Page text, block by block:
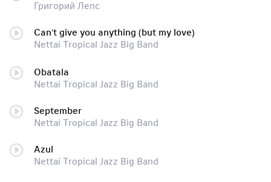
Григорий Лепс
Can't give you anything (but my love)
Nettai Tropical Jazz Big Band
Obatala
Nettai Tropical Jazz Big Band
September
Nettai Tropical Jazz Big Band
Azul
Nettai Tropical Jazz Big Band